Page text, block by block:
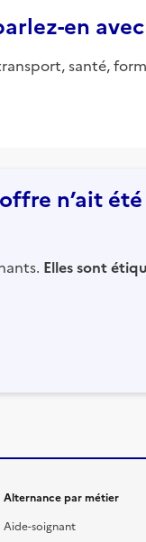
en
santé,
n’ait été
Elles sont
Alternance par métier
Aide-soignant